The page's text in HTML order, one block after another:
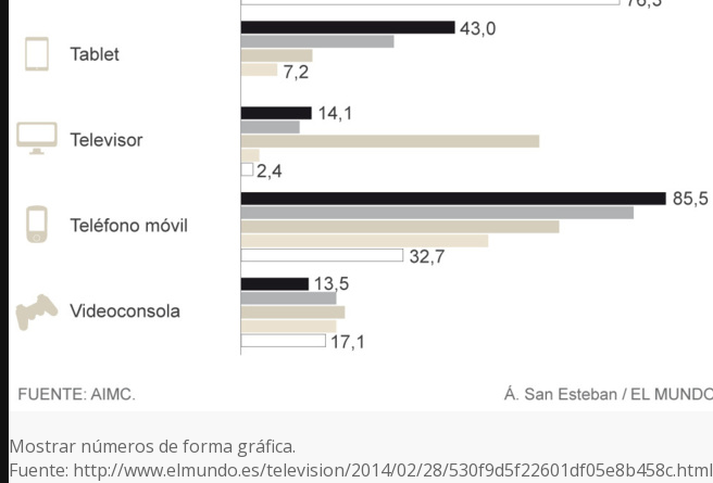
Mostrar números de forma gráfica.
Fuente: http://www.elmundo.es/television/2014/02/28/530f9d5f22601df05e8b458c.html